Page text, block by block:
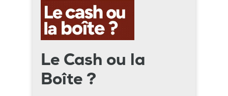
Le Cash ou la
Boîte ?